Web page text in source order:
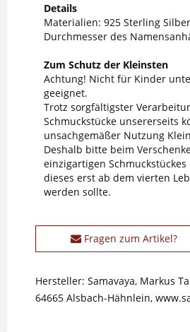
Details
Materialien: 925 Sterling
Durchmesser des
Zum Schutz der Kleinsten
Achtung! Nicht für Kinder
geeignet.
Trotz sorgfältigster
Schmuckstücke unsererseits
unsachgemäßer Nutzung
Deshalb bitte beim
einzigartigen Schmuckstückes
dieses erst ab dem vierten
werden sollte.
Fragen zum Artikel?
Hersteller: Samavaya, Markus
64665 Alsbach-Hähnlein,